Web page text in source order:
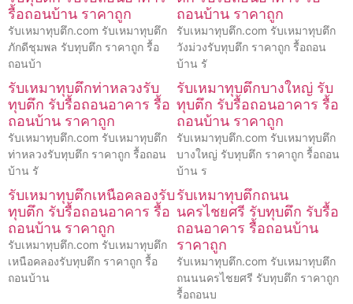
รื้อถอนบ้าน ราคาถูก
รับเหมาทุบตึก.com รับเหมาทุบตึก
ภักดีชุมพล รับทุบตึก ราคาถูก รื้อ
ถอนบ้า
ถอนบ้าน ราคาถูก
รับเหมาทุบตึก.com รับเหมาทุบตึก
วังม่วงรับทุบตึก ราคาถูก รื้อถอน
บ้าน รั
รับเหมาทุบตึกท่าหลวงรับ
ทุบตึก รับรื้อถอนอาคาร รื้อ
ถอนบ้าน ราคาถูก
รับเหมาทุบตึก.com รับเหมาทุบตึก
ท่าหลวงรับทุบตึก ราคาถูก รื้อถอน
บ้าน รั
รับเหมาทุบตึกบางใหญ่ รับ
ทุบตึก รับรื้อถอนอาคาร รื้อ
ถอนบ้าน ราคาถูก
รับเหมาทุบตึก.com รับเหมาทุบตึก
บางใหญ่ รับทุบตึก ราคาถูก รื้อถอน
บ้าน ร
รับเหมาทุบตึกเหนือคลองรับ
ทุบตึก รับรื้อถอนอาคาร รื้อ
ถอนบ้าน ราคาถูก
รับเหมาทุบตึก.com รับเหมาทุบตึก
เหนือคลองรับทุบตึก ราคาถูก รื้อ
ถอนบ้าน
รับเหมาทุบตึกถนน
นครไชยศรี รับทุบตึก รับรื้อ
ถอนอาคาร รื้อถอนบ้าน
ราคาถูก
รับเหมาทุบตึก.com รับเหมาทุบตึก
ถนนนครไชยศรี รับทุบตึก ราคาถูก
รื้อถอนบ